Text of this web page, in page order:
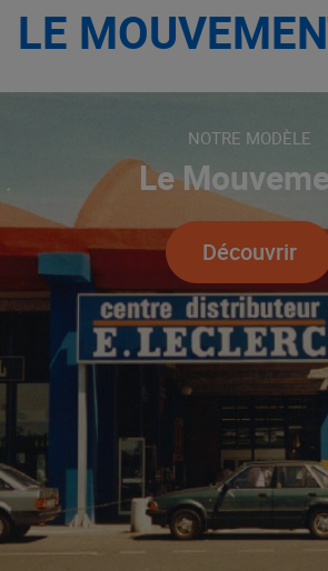
LE
NOTRE MODÈLE
Le
Découvrir